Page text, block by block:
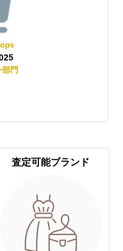
部門
査定可能ブランド